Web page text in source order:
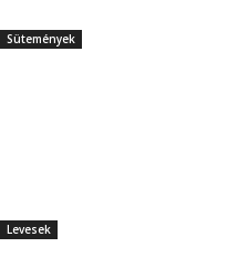
Sütemények
Levesek